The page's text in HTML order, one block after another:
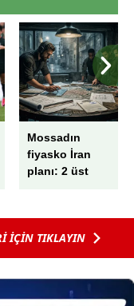
Mossadın
fiyasko İran
planı: 2 üst
alındı!
İÇİN TIKLAYIN